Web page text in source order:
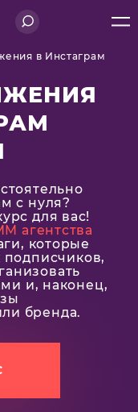
в Инстаграм
с нуля?
для вас!
агентства
которые
подписчиков,
и, наконец,
бренда.